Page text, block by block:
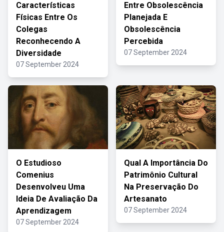
Características
Físicas Entre Os
Colegas
Reconhecendo A
Diversidade
07 September 2024
Entre Obsolescência
Planejada E
Obsolescência
Percebida
07 September 2024
O Estudioso
Comenius
Desenvolveu Uma
Ideia De Avaliação Da
Aprendizagem
07 September 2024
Qual A Importância Do
Patrimônio Cultural
Na Preservação Do
Artesanato
07 September 2024